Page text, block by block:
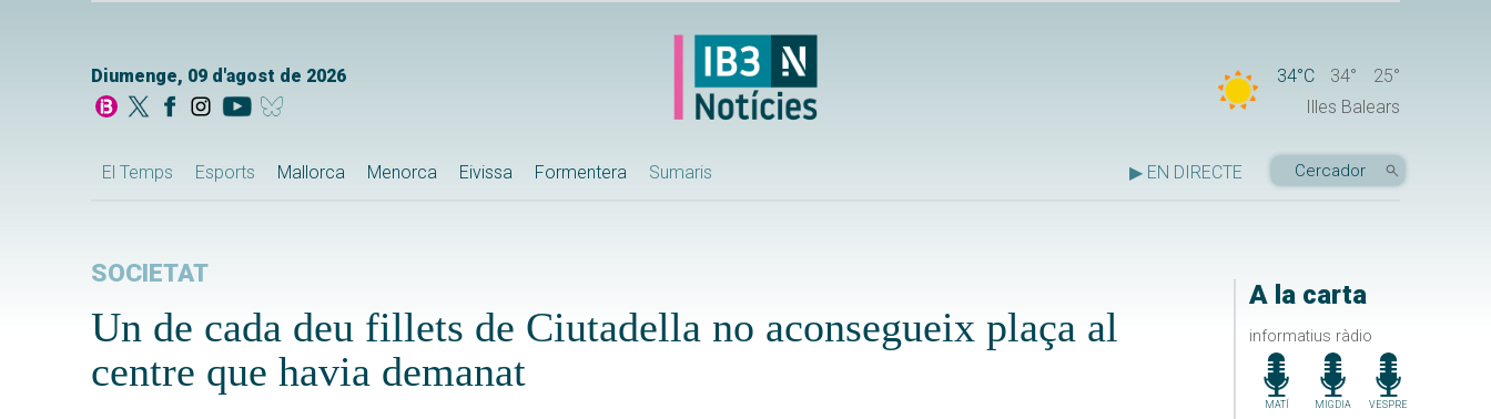
Diumenge, 09 d'agost de 2026 34°C 34°
25°
Illes Balears
El Temps Esports Mallorca Menorca Eivissa Formentera Sumaris ▶ EN DIRECTE
A la carta
informatius ràdio
MATÍ MIGDIA VESPRE
SOCIETAT
Un de cada deu fillets de Ciutadella no aconsegueix plaça al
centre que havia demanat